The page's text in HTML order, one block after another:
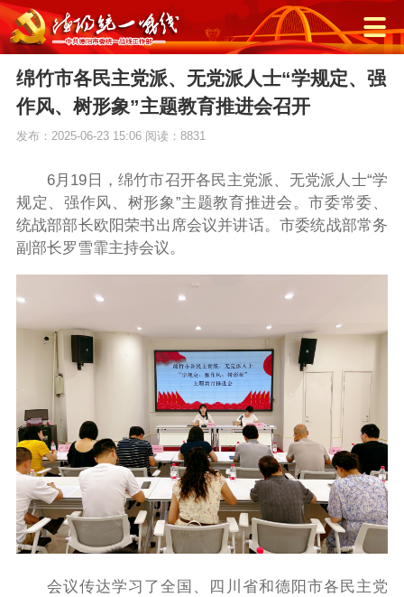
绵竹市各民主党派、无党派人士“学规定、强
作风、树形象”主题教育推进会召开
发布：2025-06-23 15:06 阅读：8831
6月19日，绵竹市召开各民主党派、无党派人士“学
规定、强作风、树形象”主题教育推进会。市委常委、
统战部部长欧阳荣书出席会议并讲话。市委统战部常务
副部长罗雪霏主持会议。
会议传达学习了全国、四川省和德阳市各民主党